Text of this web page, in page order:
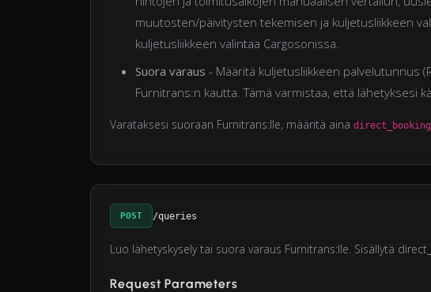
muutosten/päivitysten tekemisen ja kuljetusliikkeen
kuljetusliikkeen valintaa Cargosonissa.
Suora varaus - Määritä kuljetusliikkeen palvelutunnus
Furnitrans:n kautta. Tämä varmistaa, että lähetyksesi
Varataksesi suoraan Furnitrans:lle, määritä aina
POST /queries
Luo lähetyskysely tai suora varaus Furnitrans:lle. Sisällytä
Request Parameters